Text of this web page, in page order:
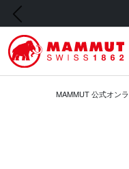
前の画像
MAMMUT 公式オン